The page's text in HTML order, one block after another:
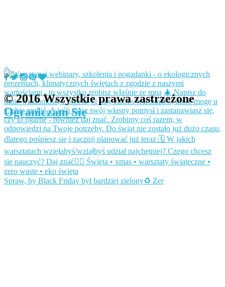
Spraw, by Black Friday był bardziej zielony♻️ Zer
© 2016 Wszystkie prawa zastrzeżone
Ograniczam Się